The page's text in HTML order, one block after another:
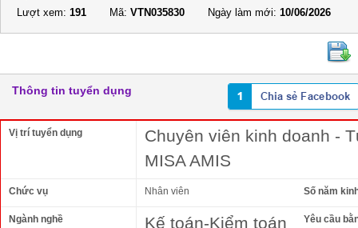
Lượt xem: 191 Mã: VTN035830 Ngày làm mới: 10/06/2026
Thông tin tuyển dụng
Vị trí tuyển dụng
Chuyên viên kinh doanh -
MISA AMIS
Chức vụ Nhân viên Số năm
Ngành nghề Kế toán-Kiểm toán Yêu cầu